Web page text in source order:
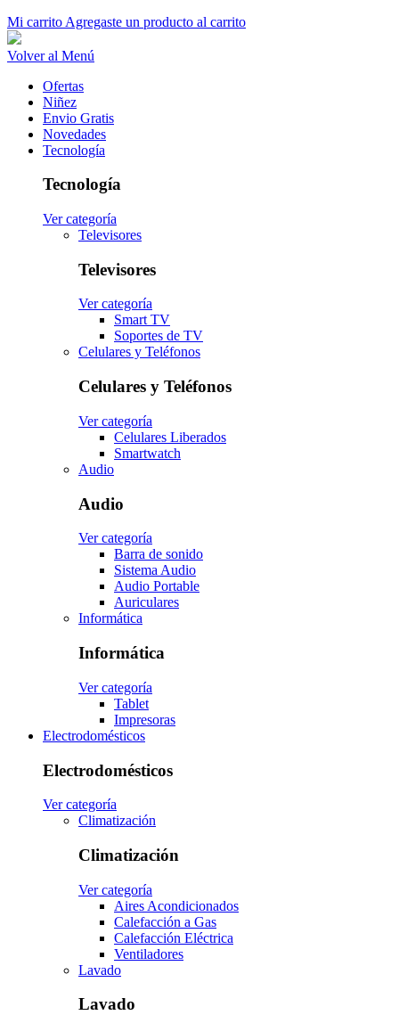
Mi carrito Agregaste un producto al carrito
Volver al Menú
Ofertas
Niñez
Envio Gratis
Novedades
Tecnología
Tecnología
Ver categoría
Televisores
Televisores
Ver categoría
Smart TV
Soportes de TV
Celulares y Teléfonos
Celulares y Teléfonos
Ver categoría
Celulares Liberados
Smartwatch
Audio
Audio
Ver categoría
Barra de sonido
Sistema Audio
Audio Portable
Auriculares
Informática
Informática
Ver categoría
Tablet
Impresoras
Electrodomésticos
Electrodomésticos
Ver categoría
Climatización
Climatización
Ver categoría
Aires Acondicionados
Calefacción a Gas
Calefacción Eléctrica
Ventiladores
Lavado
Lavado